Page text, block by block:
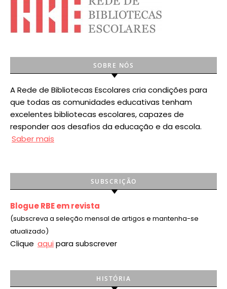
SOBRE NÓS
A Rede de Bibliotecas Escolares cria condições para
que todas as comunidades educativas tenham
excelentes bibliotecas escolares, capazes de
responder aos desafios da educação e da escola.
Saber mais
SUBSCRIÇÃO
Blogue RBE em revista
(subscreva a seleção mensal de artigos e mantenha-se
atualizado)
Clique aqui para subscrever
HISTÓRIA